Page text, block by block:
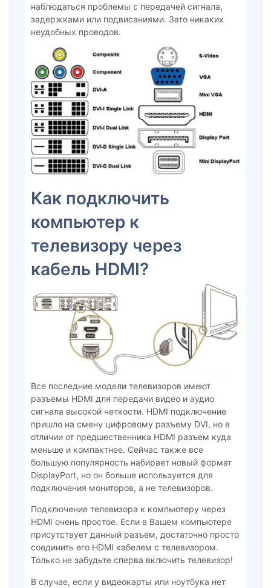
наблюдаться проблемы с передачей сигнала,
задержками или подвисаниями. Зато никаких
неудобных проводов.
Как подключить
компьютер к
телевизору через
кабель HDMI?
Все последние модели телевизоров имеют
разъемы HDMI для передачи видео и аудио
сигнала высокой четкости. HDMI подключение
пришло на смену цифровому разъему DVI, но в
отличии от предшественника HDMI разъем куда
меньше и компактнее. Сейчас также все
большую популярность набирает новый формат
DisplayPort, но он больше используется для
подключения мониторов, а не телевизоров.
Подключение телевизора к компьютеру через
HDMI очень простое. Если в Вашем компьютере
присутствует данный разъем, достаточно просто
соединить его HDMI кабелем с телевизором.
Только не забудьте сперва включить телевизор!
В случае, если у видеокарты или ноутбука нет